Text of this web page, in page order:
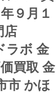
９月１
店
ラボ 金
買取 金
市 かほ